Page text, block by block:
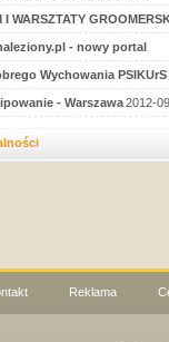
I WARSZTATY
- nowy portal
Wychowania
- Warszawa2012-
Reklama